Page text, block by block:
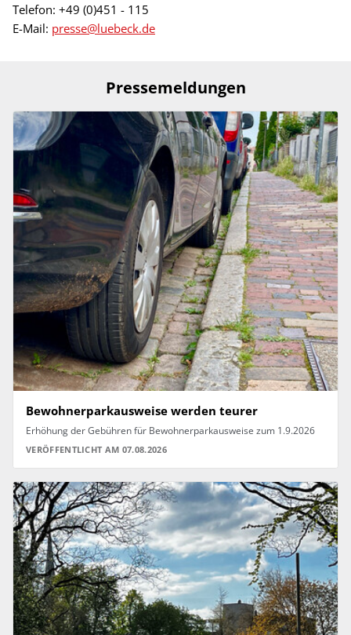
Telefon: +49 (0)451 - 115
E-Mail: presse@luebeck.de
Pressemeldungen
Bewohnerparkausweise werden teurer
Erhöhung der Gebühren für Bewohnerparkausweise zum 1.9.2026
VERÖFFENTLICHT AM 07.08.2026